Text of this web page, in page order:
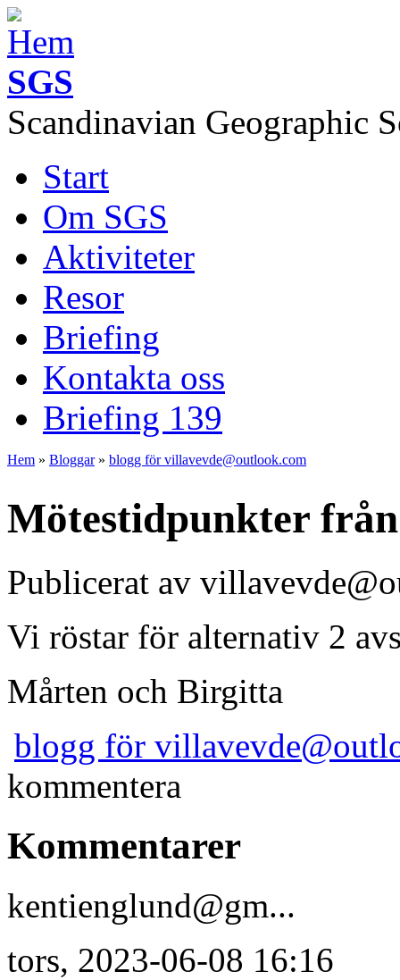
Hoppa till huvudinnehåll
SGS
Scandinavian Geographic
Image of the month
Huvudmeny
Start
Om SGS
Aktiviteter
Resor
Briefing
Kontakta oss
Briefing 139
Hem » Bloggar» blogg för villavevde@outlook.com
Mötestidpunkter
Publicerat av
Vi röstar för alternativ 2
Mårten och Birgitta
blogg för
kommentera
Kommentarer
kentienglund@gm...
tors, 2023-06-08 16:16